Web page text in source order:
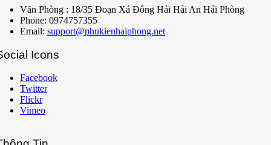
Văn Phòng : 18/35 Đoạn Xá Đông Hải Hải An Hải Phòng
Phone: 0974757355
Email: support@phukienhaiphong.net
Icons
Facebook
Twitter
Flickr
Vimeo